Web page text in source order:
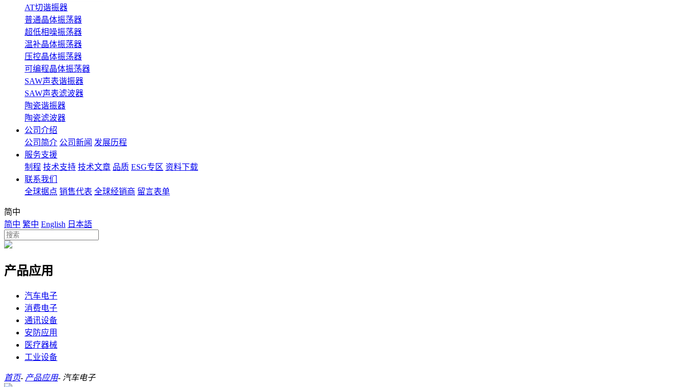
AT切谐振器
普通晶体振荡器
超低相噪振荡器
温补晶体振荡器
压控晶体振荡器
可编程晶体振荡器
SAW声表谐振器
SAW声表滤波器
陶瓷谐振器
陶瓷滤波器
公司介绍
公司简介 公司新闻 发展历程
服务支援
制程 技术支持 技术文章 品质 ESG专区 资料下载
联系我们
全球据点 销售代表 全球经销商 留言表单
简中
简中 繁中 English 日本語
产品应用
汽车电子
消费电子
通讯设备
安防应用
医疗器械
工业设备
首页- 产品应用- 汽车电子